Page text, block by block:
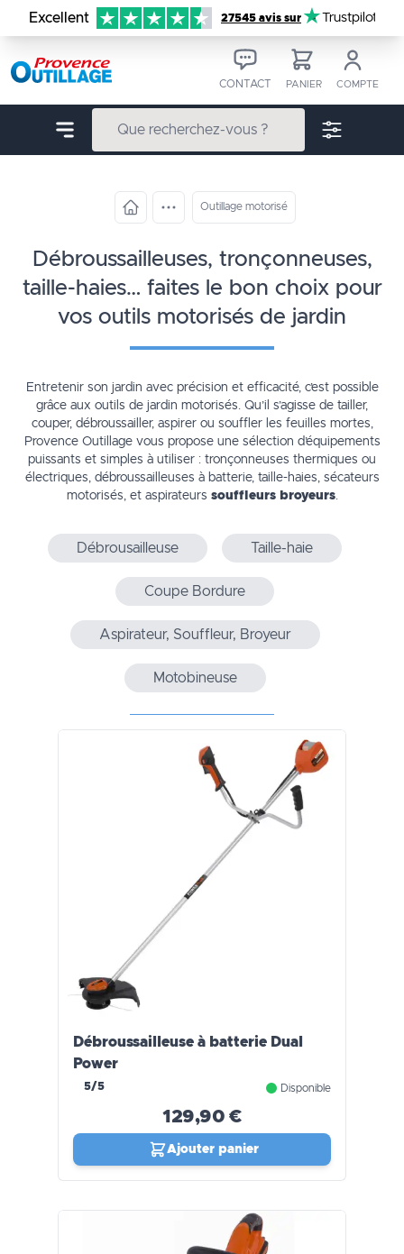
Aller au contenu
Excellent 27545 avis sur Trustpilot
CONTACT PANIER COMPTE
Outillage motorisé
débroussailleuses, tronçonneuses,
taille-haies… faites le bon choix pour
vos outils motorisés de jardin
Entretenir son jardin avec précision et efficacité, c’est possible
grâce aux outils de jardin motorisés. Qu’il s’agisse de tailler,
couper, débroussailler, aspirer ou souffler les feuilles mortes,
Provence Outillage vous propose une sélection d’équipements
puissants et simples à utiliser : tronçonneuses thermiques ou
électriques, débroussailleuses à batterie, taille-haies, sécateurs
motorisés, et aspirateurs souffleurs broyeurs.
Débrousailleuse Taille-haie
Coupe Bordure
Aspirateur, Souffleur, Broyeur
Motobineuse
Débroussailleuse à batterie Dual
Power
5/5 Disponible
129,90 €
Ajouter panier